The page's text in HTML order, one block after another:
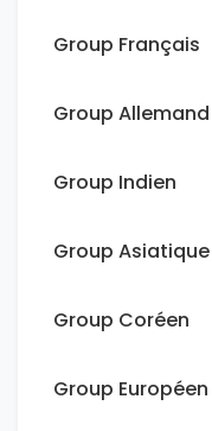
Group Français
Group Allemand
Group Indien
Group Asiatique
Group Coréen
Group Européen